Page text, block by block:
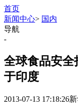
首页
新闻中心> 国内
导航
-
全球食品安全
于印度
2013-07-13 17:18:26